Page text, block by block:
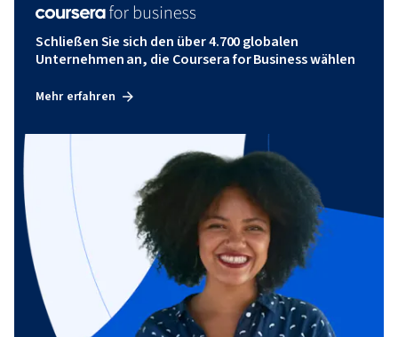
Schließen Sie sich den über 4.700 globalen
Unternehmen an, die Coursera for Business wählen
Mehr erfahren